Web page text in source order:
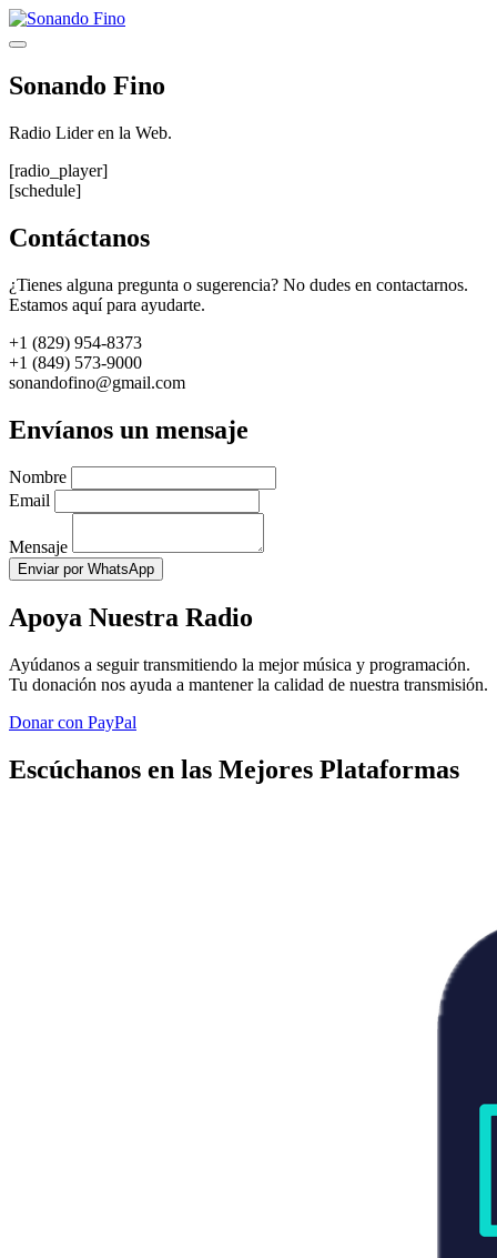
Saltar
al
Menú
Sonando Fino
Radio Lider en la Web.
[radio_player]
[schedule]
Contáctanos
¿Tienes alguna pregunta o sugerencia? No dudes en contactarnos.
Estamos aquí para ayudarte.
+1 (829) 954-8373
+1 (849) 573-9000
sonandofino@gmail.com
Envíanos un mensaje
Nombre
Email
Mensaje
Enviar por WhatsApp
Apoya Nuestra Radio
Ayúdanos a seguir transmitiendo la mejor música y programación.
Tu donación nos ayuda a mantener la calidad de nuestra transmisión.
Donar con PayPal
Escúchanos en las Mejores Plataformas